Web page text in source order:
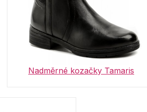
Nadměrné kozačky Tamaris